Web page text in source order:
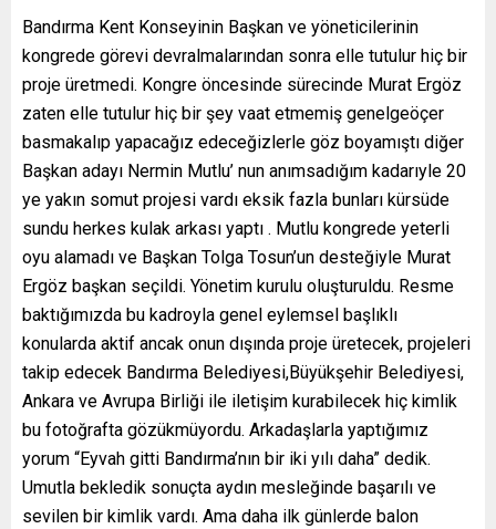
Bandırma Kent Konseyinin Başkan ve yöneticilerinin
kongrede görevi devralmalarından sonra elle tutulur hiç bir
proje üretmedi. Kongre öncesinde sürecinde Murat Ergöz
zaten elle tutulur hiç bir şey vaat etmemiş genelgeöçer
basmakalıp yapacağız edeceğizlerle göz boyamıştı diğer
Başkan adayı Nermin Mutlu’ nun anımsadığım kadarıyle 20
ye yakın somut projesi vardı eksik fazla bunları kürsüde
sundu herkes kulak arkası yaptı . Mutlu kongrede yeterli
oyu alamadı ve Başkan Tolga Tosun’un desteğiyle Murat
Ergöz başkan seçildi. Yönetim kurulu oluşturuldu. Resme
baktığımızda bu kadroyla genel eylemsel başlıklı
konularda aktif ancak onun dışında proje üretecek, projeleri
takip edecek Bandırma Belediyesi,Büyükşehir Belediyesi,
Ankara ve Avrupa Birliği ile iletişim kurabilecek hiç kimlik
bu fotoğrafta gözükmüyordu. Arkadaşlarla yaptığımız
yorum “Eyvah gitti Bandırma’nın bir iki yılı daha” dedik.
Umutla bekledik sonuçta aydın mesleğinde başarılı ve
sevilen bir kimlik vardı. Ama daha ilk günlerde balon